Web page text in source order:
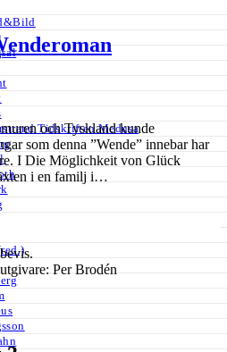
Tidskriften Medusa
och Tyskland kunde
som denna ”Wende” innebar har
I Die Möglichkeit von Glück
i en familj i…
Per Brodén